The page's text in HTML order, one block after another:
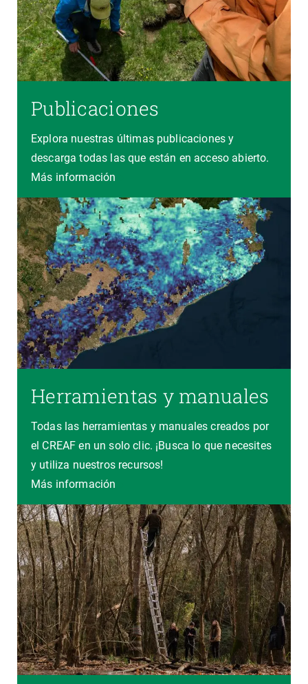
Publicaciones
Explora nuestras últimas publicaciones y
descarga todas las que están en acceso abierto.
Más información
Herramientas y manuales
Todas las herramientas y manuales creados por
el CREAF en un solo clic. ¡Busca lo que necesites
y utiliza nuestros recursos!
Más información